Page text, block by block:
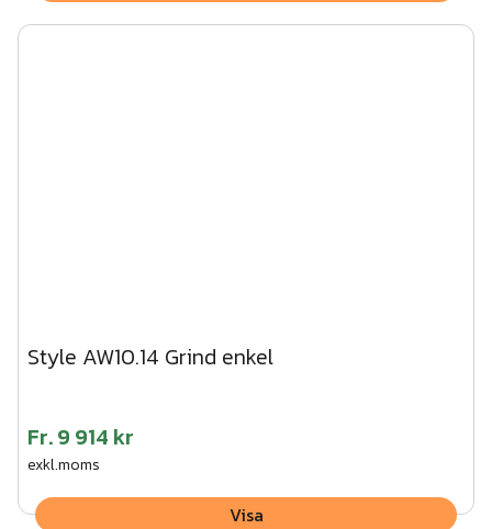
Style AW10.14 Grind enkel
Fr.9 914 kr
exkl.moms
Visa